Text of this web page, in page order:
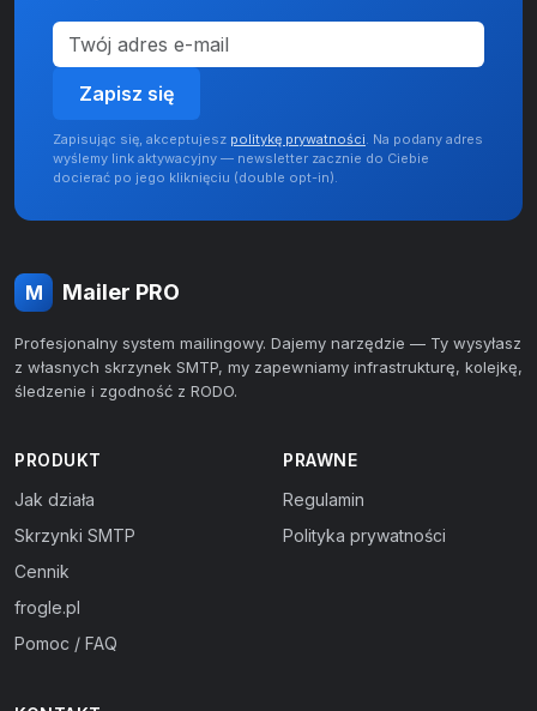
Zapisz się
Zapisując się, akceptujesz politykę prywatności. Na podany adres
wyślemy link aktywacyjny — newsletter zacznie do Ciebie
docierać po jego kliknięciu (double opt-in).
M Mailer PRO
Profesjonalny system mailingowy. Dajemy narzędzie — Ty wysyłasz
z własnych skrzynek SMTP, my zapewniamy infrastrukturę, kolejkę,
śledzenie i zgodność z RODO.
PRODUKT
Jak działa
Skrzynki SMTP
Cennik
frogle.pl
Pomoc / FAQ
PRAWNE
Regulamin
Polityka prywatności